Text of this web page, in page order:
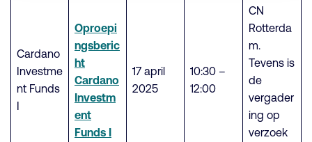
Cardano
Investme
nt Funds
I
Oproepi
ngsberic
ht
Cardano
Investm
ent
Funds I
17 april
2025
10:30 –
12:00
CN
Rotterda
m.
Tevens is
de
vergader
ing op
verzoek